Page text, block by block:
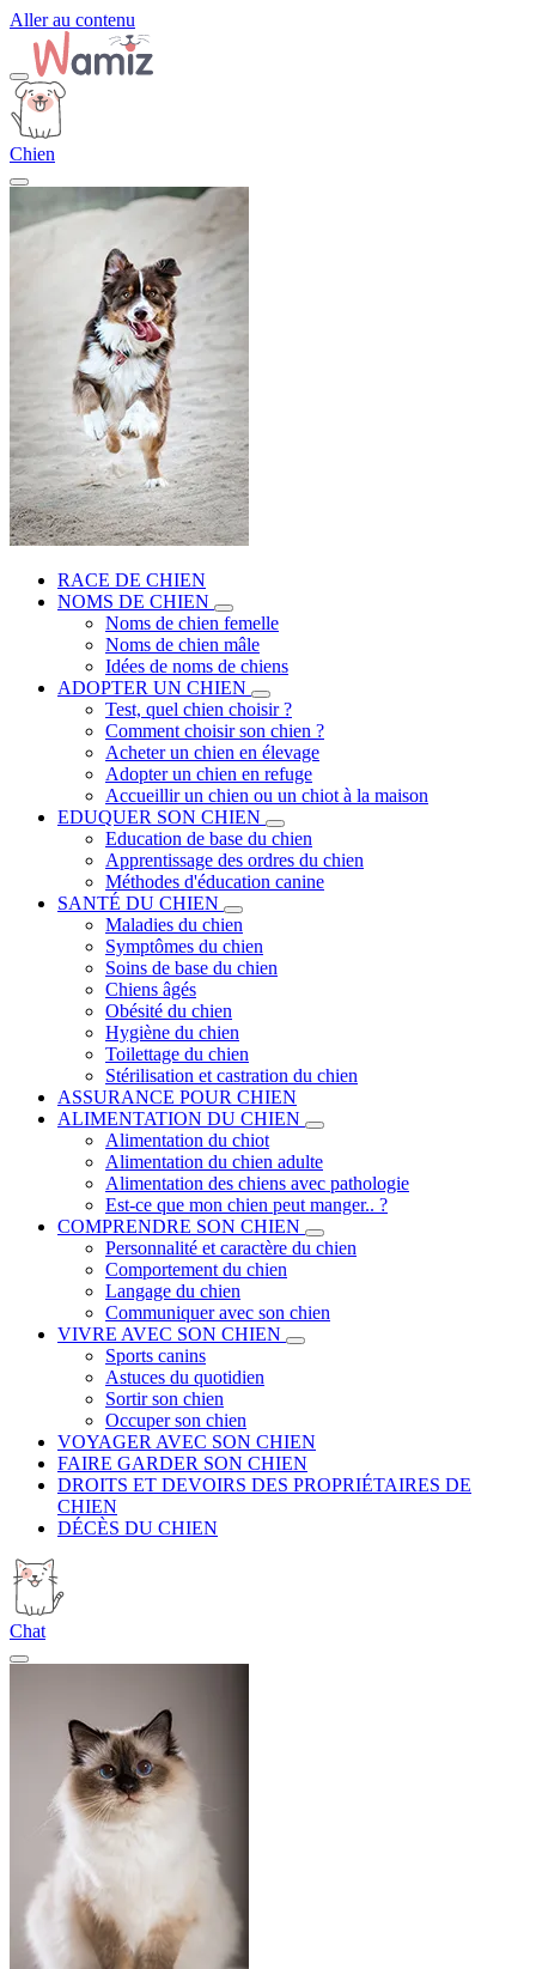
Aller au contenu
Chien
RACE DE CHIEN
NOMS DE CHIEN
Noms de chien femelle
Noms de chien mâle
Idées de noms de chiens
ADOPTER UN CHIEN
Test, quel chien choisir ?
Comment choisir son chien ?
Acheter un chien en élevage
Adopter un chien en refuge
Accueillir un chien ou un chiot à la maison
EDUQUER SON CHIEN
Education de base du chien
Apprentissage des ordres du chien
Méthodes d'éducation canine
SANTÉ DU CHIEN
Maladies du chien
Symptômes du chien
Soins de base du chien
Chiens âgés
Obésité du chien
Hygiène du chien
Toilettage du chien
Stérilisation et castration du chien
ASSURANCE POUR CHIEN
ALIMENTATION DU CHIEN
Alimentation du chiot
Alimentation du chien adulte
Alimentation des chiens avec pathologie
Est-ce que mon chien peut manger.. ?
COMPRENDRE SON CHIEN
Personnalité et caractère du chien
Comportement du chien
Langage du chien
Communiquer avec son chien
VIVRE AVEC SON CHIEN
Sports canins
Astuces du quotidien
Sortir son chien
Occuper son chien
VOYAGER AVEC SON CHIEN
FAIRE GARDER SON CHIEN
DROITS ET DEVOIRS DES PROPRIÉTAIRES DE
CHIEN
DÉCÈS DU CHIEN
Chat